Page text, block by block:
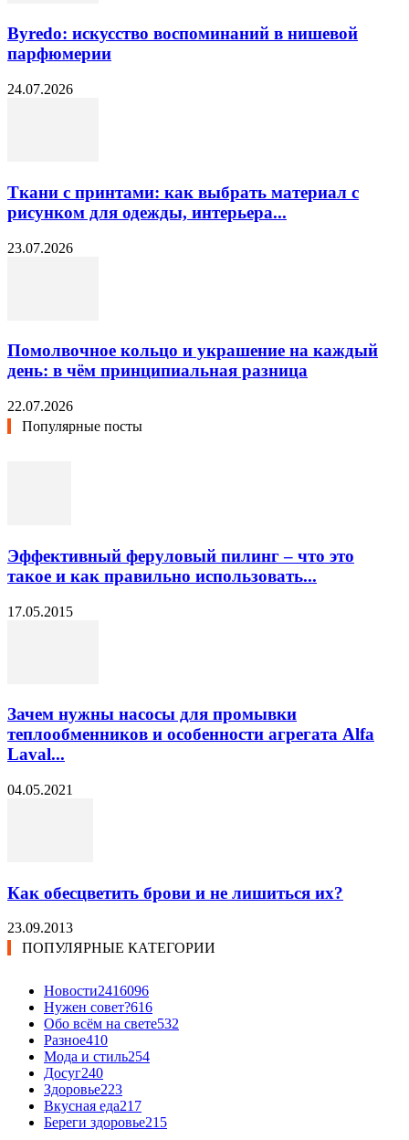
Byredo: искусство воспоминаний в нишевой
парфюмерии
24.07.2026
Ткани с принтами: как выбрать материал с
рисунком для одежды, интерьера...
23.07.2026
Помолвочное кольцо и украшение на каждый
день: в чём принципиальная разница
22.07.2026
Популярные посты
Эффективный феруловый пилинг – что это
такое и как правильно использовать...
17.05.2015
Зачем нужны насосы для промывки
теплообменников и особенности агрегата Alfa
Laval...
04.05.2021
Как обесцветить брови и не лишиться их?
23.09.2013
ПОПУЛЯРНЫЕ КАТЕГОРИИ
Новости2416096
Нужен совет?616
Обо всём на свете532
Разное410
Мода и стиль254
Досуг240
Здоровье223
Вкусная еда217
Береги здоровье215